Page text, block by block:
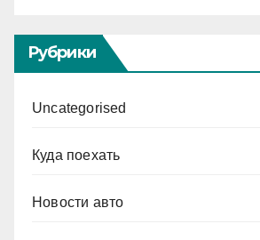
Рубрики
Uncategorised
Куда поехать
Новости авто